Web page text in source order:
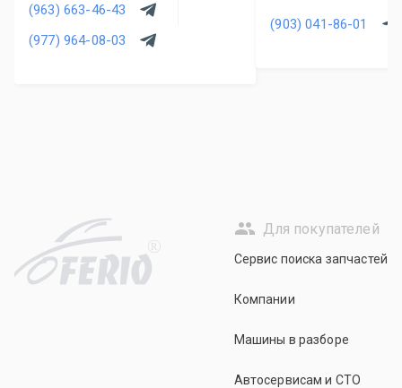
(963) 663-46-43
(977) 964-08-03
(903) 041-86-01
R
Для покупателей
Сервис поиска запчастей
Компании
Машины в разборе
Автосервисам и СТО